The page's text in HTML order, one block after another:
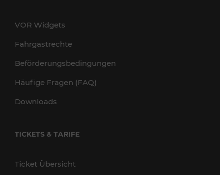
VOR Widgets
Fahrgastrechte
Beförderungsbedingungen
Häufige Fragen (FAQ)
Downloads
TICKETS & TARIFE
Ticket Übersicht